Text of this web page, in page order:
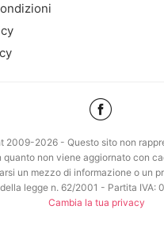
2009-2026 - Questo sito non
quanto non viene aggiornato con
un mezzo di informazione o un
legge n. 62/2001 - Partita IVA:
Cambia la tua privacy